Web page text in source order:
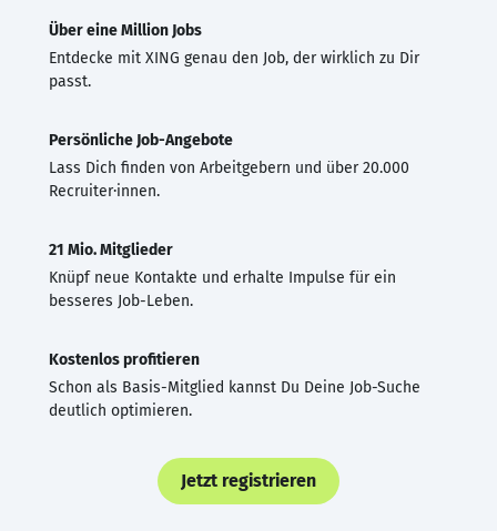
Über eine Million Jobs
Entdecke mit XING genau den Job, der wirklich zu Dir
passt.
Persönliche Job-Angebote
Lass Dich finden von Arbeitgebern und über 20.000
Recruiter·innen.
21 Mio. Mitglieder
Knüpf neue Kontakte und erhalte Impulse für ein
besseres Job-Leben.
Kostenlos profitieren
Schon als Basis-Mitglied kannst Du Deine Job-Suche
deutlich optimieren.
Jetzt registrieren